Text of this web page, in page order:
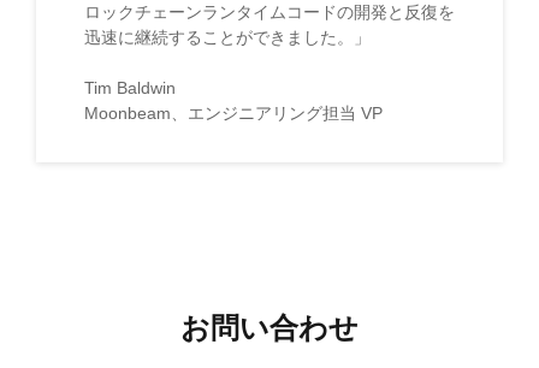
ロックチェーンランタイムコードの開発と反復を
迅速に継続することができました。」
Tim Baldwin
Moonbeam、エンジニアリング担当 VP
お問い合わせ